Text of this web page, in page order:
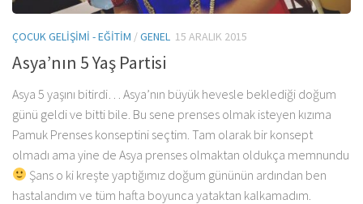
ÇOCUK GELIŞIMI - EĞITIM /GENEL 15 ARALIK 2015
Asya’nın 5 Yaş Partisi
Asya 5 yaşını bitirdi… Asya’nın büyük hevesle beklediği doğum
günü geldi ve bitti bile. Bu sene prenses olmak isteyen kızıma
Pamuk Prenses konseptini seçtim. Tam olarak bir konsept
olmadı ama yine de Asya prenses olmaktan oldukça memnundu
Şans o ki kreşte yaptığımız doğum gününün ardından ben
hastalandım ve tüm hafta boyunca yataktan kalkamadım.